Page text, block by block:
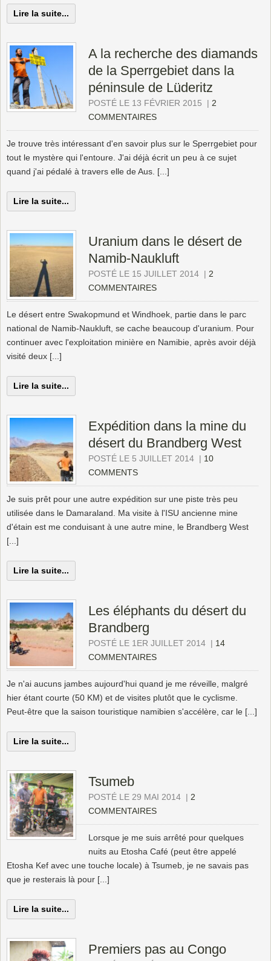
Lire la suite...
A la recherche des diamands
de la Sperrgebiet dans la
péninsule de Lüderitz
POSTÉ LE 13 FÉVRIER 2015 | 2
COMMENTAIRES
Je trouve très intéressant d'en savoir plus sur le Sperrgebiet pour
tout le mystère qui l'entoure. J'ai déjà écrit un peu à ce sujet
quand j'ai pédalé à travers elle de Aus. [...]
Lire la suite...
Uranium dans le désert de
Namib-Naukluft
POSTÉ LE 15 JUILLET 2014 | 2
COMMENTAIRES
Le désert entre Swakopmund et Windhoek, partie dans le parc
national de Namib-Naukluft, se cache beaucoup d'uranium. Pour
continuer avec l'exploitation minière en Namibie, après avoir déjà
visité deux [...]
Lire la suite...
Expédition dans la mine du
désert du Brandberg West
POSTÉ LE 5 JUILLET 2014 | 10
COMMENTS
Je suis prêt pour une autre expédition sur une piste très peu
utilisée dans le Damaraland. Ma visite à l'ISU ancienne mine
d'étain est me conduisant à une autre mine, le Brandberg West
[...]
Lire la suite...
Les éléphants du désert du
Brandberg
POSTÉ LE 1ER JUILLET 2014 | 14
COMMENTAIRES
Je n'ai aucuns jambes aujourd'hui quand je me réveille, malgré
hier étant courte (50 KM) et de visites plutôt que le cyclisme.
Peut-être que la saison touristique namibien s'accélère, car le [...]
Lire la suite...
Tsumeb
POSTÉ LE 29 MAI 2014 | 2
COMMENTAIRES
Lorsque je me suis arrêté pour quelques
nuits au Etosha Café (peut être appelé
Etosha Kef avec une touche locale) à Tsumeb, je ne savais pas
que je resterais là pour [...]
Lire la suite...
Premiers pas au Congo